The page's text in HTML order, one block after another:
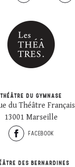
THÉÂTRE DU GYMNASE
du Théâtre Français
13001 Marseille
FACEBOOK
DES BERNARDINES